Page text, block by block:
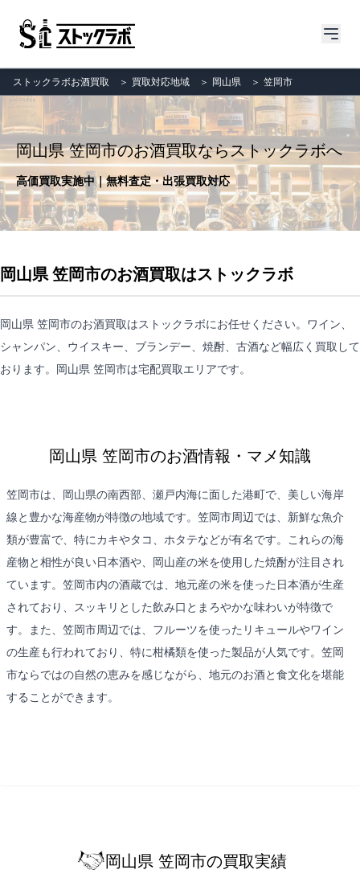
ストックラボお酒買取 ＞ 買取対応地域 ＞ 岡山県 ＞ 笠岡市
岡山県 笠岡市のお酒買取ならストックラボへ
高価買取実施中｜無料査定・出張買取対応
岡山県 笠岡市のお酒買取はストックラボ
岡山県 笠岡市のお酒買取はストックラボにお任せください。ワイン、
シャンパン、ウイスキー、ブランデー、焼酎、古酒など幅広く買取して
おります。岡山県 笠岡市は宅配買取エリアです。
岡山県 笠岡市のお酒情報・マメ知識
笠岡市は、岡山県の南西部、瀬戸内海に面した港町で、美しい海岸
線と豊かな海産物が特徴の地域です。笠岡市周辺では、新鮮な魚介
類が豊富で、特にカキやタコ、ホタテなどが有名です。これらの海
産物と相性が良い日本酒や、岡山産の米を使用した焼酎が注目され
ています。笠岡市内の酒蔵では、地元産の米を使った日本酒が生産
されており、スッキリとした飲み口とまろやかな味わいが特徴で
す。また、笠岡市周辺では、フルーツを使ったリキュールやワイン
の生産も行われており、特に柑橘類を使った製品が人気です。笠岡
市ならではの自然の恵みを感じながら、地元のお酒と食文化を堪能
することができます。
岡山県 笠岡市の買取実績